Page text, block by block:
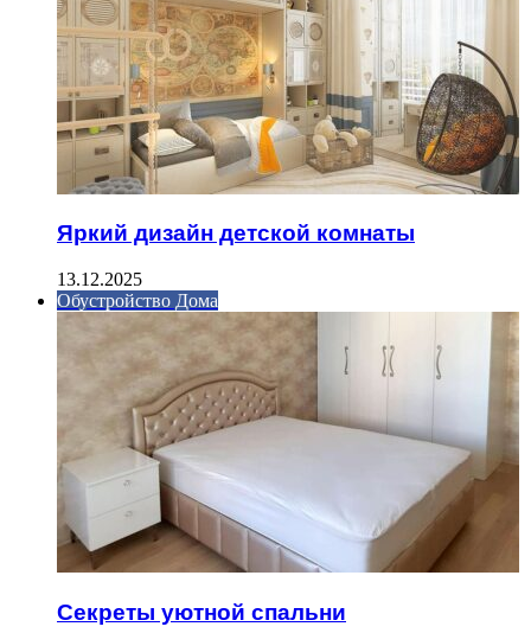
Яркий дизайн детской комнаты
13.12.2025
Обустройство Дома
Секреты уютной спальни